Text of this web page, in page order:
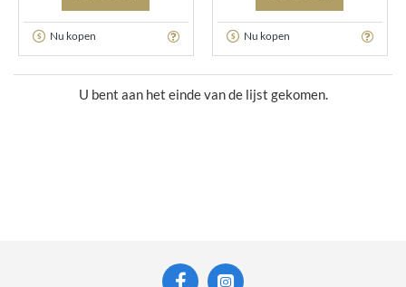
Nu kopen Nu kopen
U bent aan het einde van de lijst gekomen.